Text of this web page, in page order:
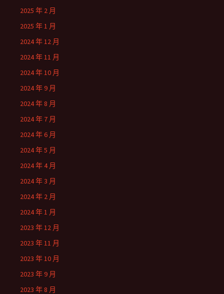
2025 年 2 月
2025 年 1 月
2024 年 12 月
2024 年 11 月
2024 年 10 月
2024 年 9 月
2024 年 8 月
2024 年 7 月
2024 年 6 月
2024 年 5 月
2024 年 4 月
2024 年 3 月
2024 年 2 月
2024 年 1 月
2023 年 12 月
2023 年 11 月
2023 年 10 月
2023 年 9 月
2023 年 8 月